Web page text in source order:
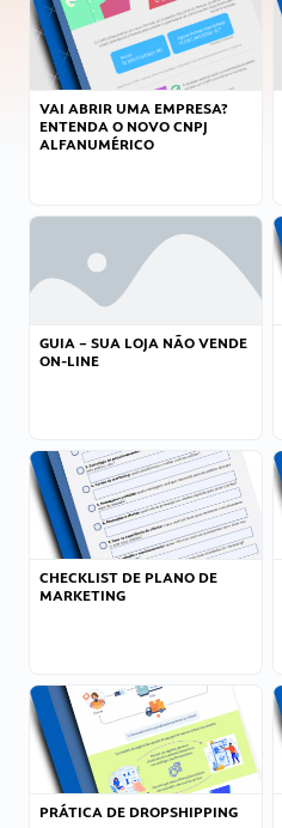
VAI ABRIR UMA EMPRESA?
ENTENDA O NOVO CNPJ
ALFANUMÉRICO
GUIA – SUA LOJA NÃO VENDE
ON-LINE
CHECKLIST DE PLANO DE
MARKETING
PRÁTICA DE DROPSHIPPING